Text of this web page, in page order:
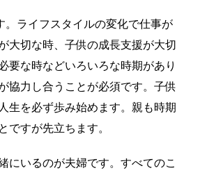
。ライフスタイルの変化で仕事が
大切な時、子供の成長支援が大切
要な時などいろいろな時期があり
協力し合うことが必須です。子供
生を必ず歩み始めます。親も時期
ですが先立ちます。
にいるのが夫婦です。すべてのこ